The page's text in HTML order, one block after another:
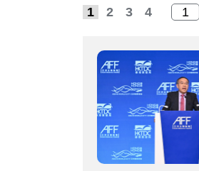
1 2 3 4